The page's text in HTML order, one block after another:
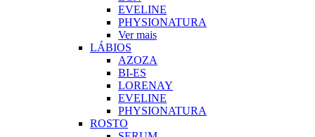
EVELINE
PHYSIONATURA
Ver mais
LÁBIOS
AZOZA
BI-ES
LORENAY
EVELINE
PHYSIONATURA
ROSTO